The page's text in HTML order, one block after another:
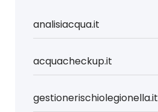
analisiacqua.it
acquacheckup.it
gestionerischiolegionella.it